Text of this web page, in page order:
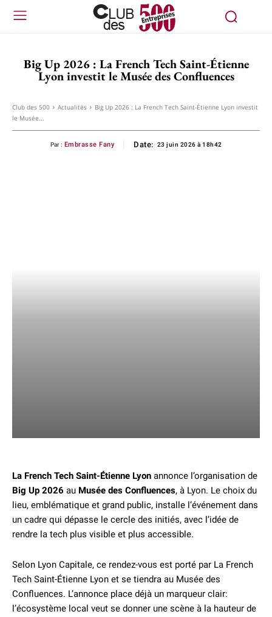
Big Up 2026 : La French Tech Saint-Étienne
Lyon investit le Musée des Confluences
Club des 500 Actualités
Big Up 2026 : La French Tech Saint-Étienne Lyon investit
le Musée...
Par : Embrasse Fany Date: 23 juin 2026 à 18h42
La French Tech Saint-Étienne Lyon annonce l’organisation de
Big Up 2026 au Musée des Confluences, à Lyon. Le choix du
lieu, emblématique et grand public, installe l’événement dans
un cadre qui dépasse le cercle des initiés, avec l’idée de
rendre la tech plus visible et plus accessible.
Selon Lyon Capitale, ce rendez-vous est porté par La French
Tech Saint-Étienne Lyon et se tiendra au Musée des
Confluences. L’annonce place déjà un marqueur clair:
l’écosystème local veut se donner une scène à la hauteur de